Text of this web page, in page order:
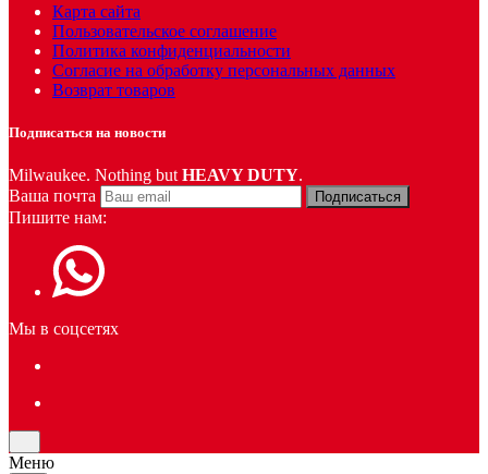
Карта сайта
Пользовательское соглашение
Политика конфиденциальности
Согласие на обработку персональных данных
Возврат товаров
Подписаться на новости
Milwaukee. Nothing but HEAVY DUTY.
Ваша почта
Подписаться
Пишите нам:
Мы в соцсетях
Меню